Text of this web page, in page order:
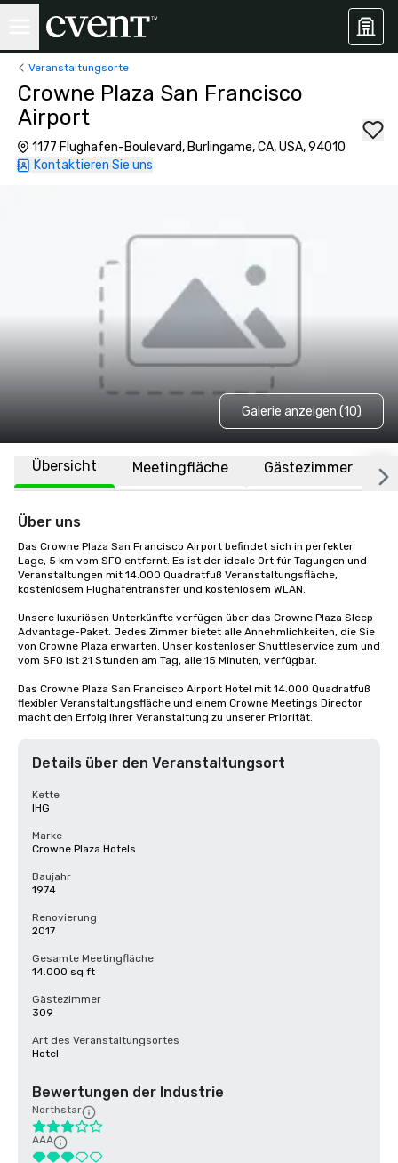
Veranstaltungsorte
Crowne Plaza San Francisco
Airport
1177 Flughafen-Boulevard, Burlingame, CA, USA, 94010
Kontaktieren Sie uns
Galerie anzeigen (10)
Übersicht Meetingfläche Gästezimmer
Über uns
Das Crowne Plaza San Francisco Airport befindet sich in perfekter
Lage, 5 km vom SFO entfernt. Es ist der ideale Ort für Tagungen und
Veranstaltungen mit 14.000 Quadratfuß Veranstaltungsfläche,
kostenlosem Flughafentransfer und kostenlosem WLAN.
Unsere luxuriösen Unterkünfte verfügen über das Crowne Plaza Sleep
Advantage-Paket. Jedes Zimmer bietet alle Annehmlichkeiten, die Sie
von Crowne Plaza erwarten. Unser kostenloser Shuttleservice zum und
vom SFO ist 21 Stunden am Tag, alle 15 Minuten, verfügbar.
Das Crowne Plaza San Francisco Airport Hotel mit 14.000 Quadratfuß
flexibler Veranstaltungsfläche und einem Crowne Meetings Director
macht den Erfolg Ihrer Veranstaltung zu unserer Priorität.
Details über den Veranstaltungsort
Kette
IHG
Marke
Crowne Plaza Hotels
Baujahr
1974
Renovierung
2017
Gesamte Meetingfläche
14.000 sq ft
Gästezimmer
309
Art des Veranstaltungsortes
Hotel
Bewertungen der Industrie
Northstar
AAA